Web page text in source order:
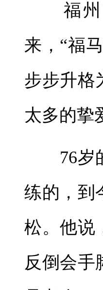
福州首
来，“福
步步升格
太多的挚
76岁的
练的，到
松。他说
反倒会手